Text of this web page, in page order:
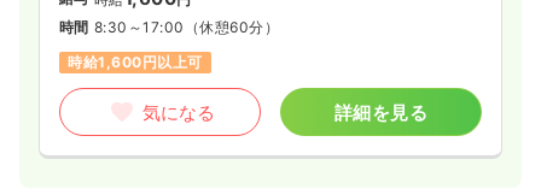
時間 8:30～17:00 （休憩60分）
時給1,600円以上可
気になる 詳細を見る